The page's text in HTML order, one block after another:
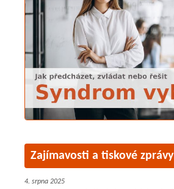
Zajímavosti a tiskové zprávy
4. srpna 2025